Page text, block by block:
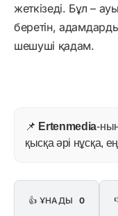
жеткізеді. Бұл –
беретін,
шешуші қадам.
📌 Ertenmedia-
қысқа әрі нұсқа,
👍 ҰНАДЫ 0